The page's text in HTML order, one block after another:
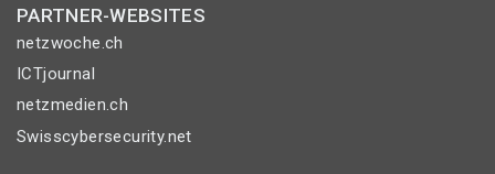
PARTNER-WEBSITES
netzwoche.ch
ICTjournal
netzmedien.ch
Swisscybersecurity.net